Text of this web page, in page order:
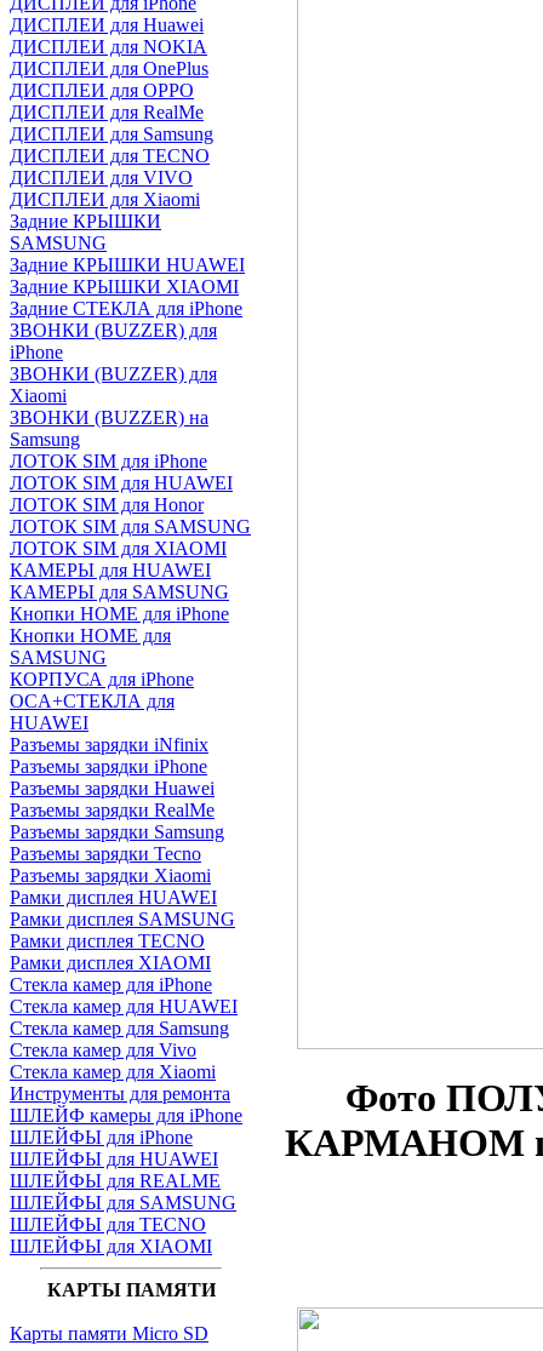
ДИСПЛЕИ для Huawei
ДИСПЛЕИ для NOKIA
ДИСПЛЕИ для OnePlus
ДИСПЛЕИ для OPPO
ДИСПЛЕИ для RealMe
ДИСПЛЕИ для Samsung
ДИСПЛЕИ для TECNO
ДИСПЛЕИ для VIVO
ДИСПЛЕИ для Xiaomi
Задние КРЫШКИ
SAMSUNG
Задние КРЫШКИ HUAWEI
Задние КРЫШКИ XIAOMI
Задние СТЕКЛА для iPhone
ЗВОНКИ (BUZZER) для
iPhone
ЗВОНКИ (BUZZER) для
Xiaomi
ЗВОНКИ (BUZZER) на
Samsung
ЛОТОК SIM для iPhone
ЛОТОК SIM для HUAWEI
ЛОТОК SIM для Honor
ЛОТОК SIM для SAMSUNG
ЛОТОК SIM для XIAOMI
КАМЕРЫ для HUAWEI
КАМЕРЫ для SAMSUNG
Кнопки HOME для iPhone
Кнопки HOME для
SAMSUNG
КОРПУСА для iPhone
OCA+СТЕКЛА для
HUAWEI
Разъемы зарядки iNfinix
Разъемы зарядки iPhone
Разъемы зарядки Huawei
Разъемы зарядки RealMe
Разъемы зарядки Samsung
Разъемы зарядки Tecno
Разъемы зарядки Xiaomi
Рамки дисплея HUAWEI
Рамки дисплея SAMSUNG
Рамки дисплея TECNO
Рамки дисплея XIAOMI
Стекла камер для iPhone
Стекла камер для HUAWEI
Стекла камер для Samsung
Стекла камер для Vivo
Стекла камер для Xiaomi
Инструменты для ремонта
ШЛЕЙФ камеры для iPhone
ШЛЕЙФЫ для iPhone
ШЛЕЙФЫ для HUAWEI
ШЛЕЙФЫ для REALME
ШЛЕЙФЫ для SAMSUNG
ШЛЕЙФЫ для TECNO
ШЛЕЙФЫ для XIAOMI
КАРТЫ ПАМЯТИ
Карты памяти Micro SD
Фото
КАРМАНОМ